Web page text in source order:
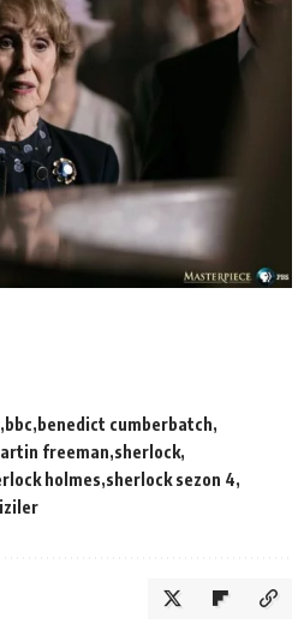
bbc benedict cumberbatch
freeman sherlock
holmes sherlock sezon 4